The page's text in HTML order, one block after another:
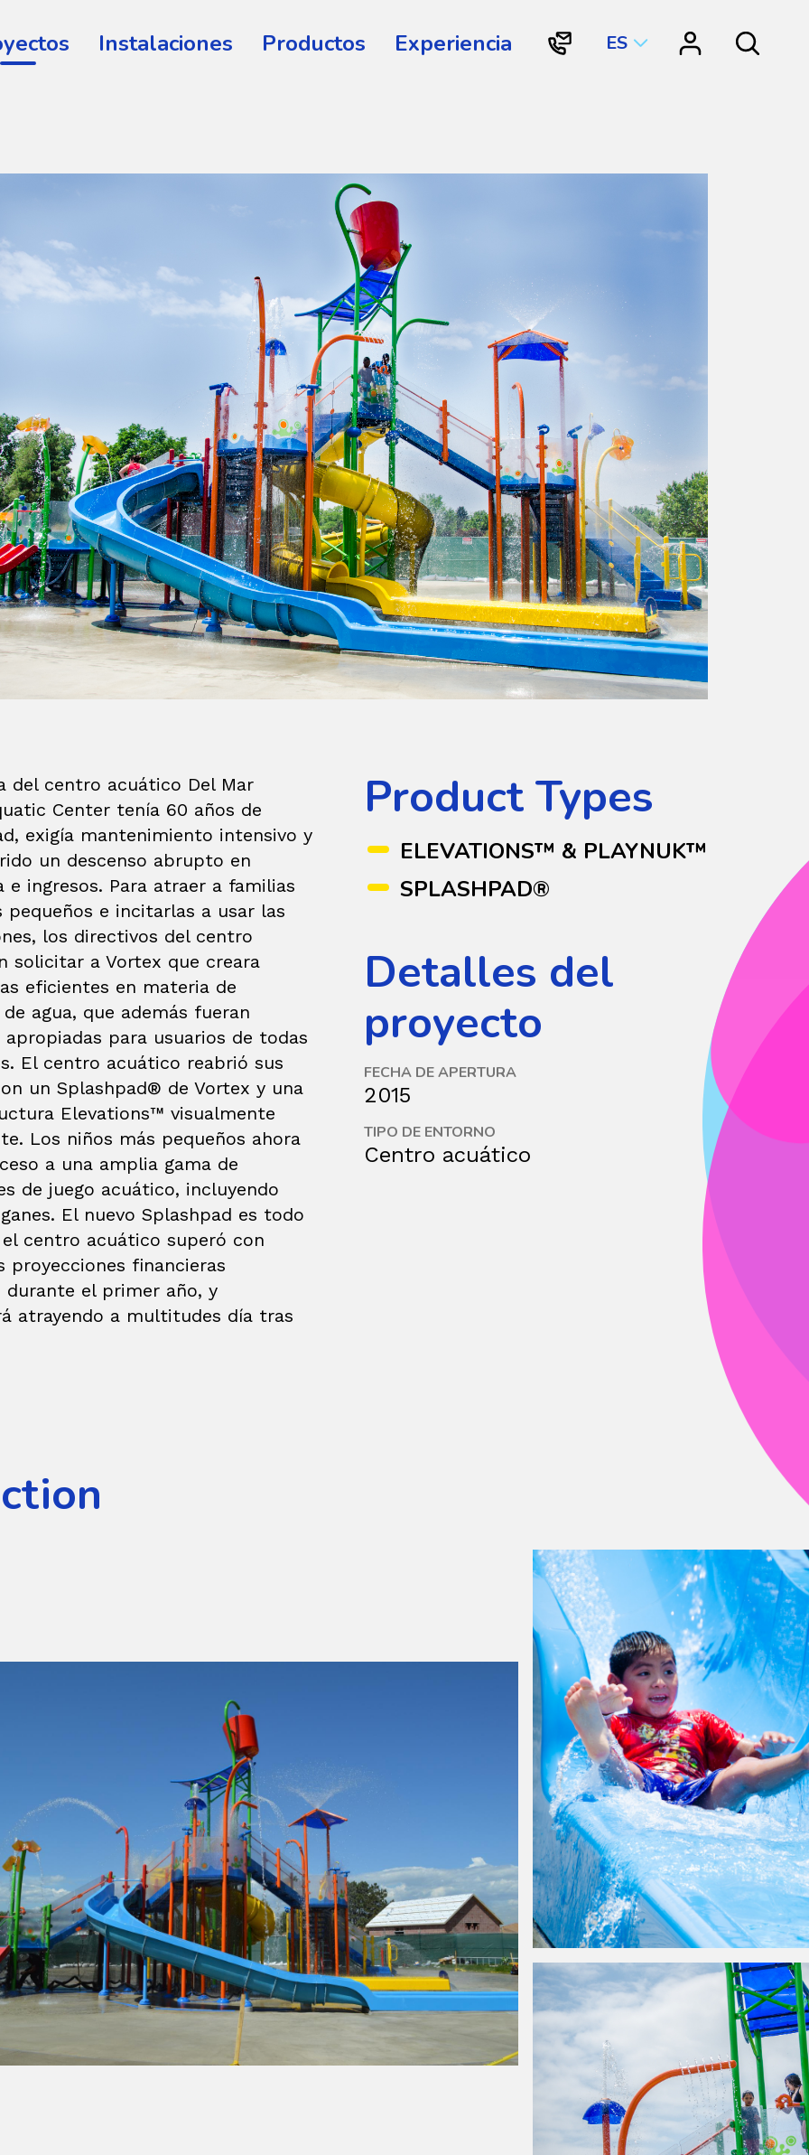
Instalaciones Productos Experiencia
"Contacto
ES
"Vortex Search
del centro acuático Del Mar
Center tenía 60 años de
exigía mantenimiento intensivo y
un descenso abrupto en
e ingresos. Para atraer a familias
pequeños e incitarlas a usar las
los directivos del centro
solicitar a Vortex que creara
eficientes en materia de
agua, que además fueran
apropiadas para usuarios de todas
El centro acuático reabrió sus
un Splashpad® de Vortex y una
Elevations™ visualmente
Los niños más pequeños ahora
a una amplia gama de
de juego acuático, incluyendo
El nuevo Splashpad es todo
centro acuático superó con
proyecciones financieras
durante el primer año, y
atrayendo a multitudes día tras
Product Types
ELEVATIONS™ & PLAYNUK™
SPLASHPAD®
Detalles del
proyecto
FECHA DE APERTURA
2015
TIPO DE ENTORNO
Centro acuático